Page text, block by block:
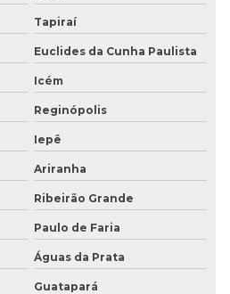
Tapiraí
Euclides da Cunha Paulista
Icém
Reginópolis
Iepê
Ariranha
Ribeirão Grande
Paulo de Faria
Águas da Prata
Guatapará